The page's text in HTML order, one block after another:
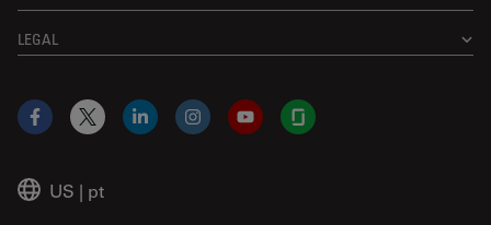
LEGAL
US | pt
Facebook
X LinkedInInstagramYouTubeGlassdoor